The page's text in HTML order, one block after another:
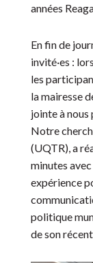
années
En fin de
invité·es :
les
la mairesse
jointe à nous
Notre
(UQTR), a
minutes
expérience
politique
de son